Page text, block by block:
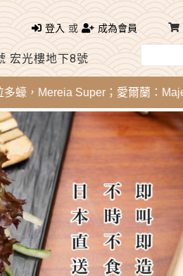
登入 或 成為會員
宏光樓地下8號
Super；愛爾蘭：Majestic